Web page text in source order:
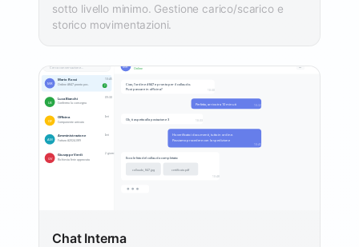
sotto livello minimo. Gestione carico/scarico e
storico movimentazioni.
Chat Interna